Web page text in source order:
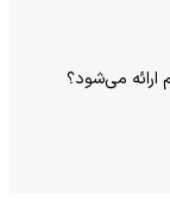
ارائه می‌شود؟